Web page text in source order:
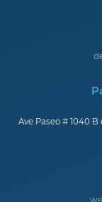
Ave Paseo # 1040